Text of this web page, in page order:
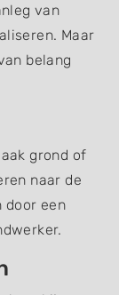
van
Maar
belang
grond of
naar de
door een